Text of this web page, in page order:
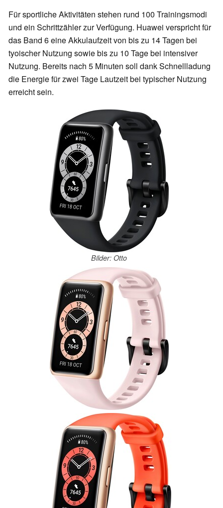
Für sportliche Aktivitäten stehen rund 100 Trainingsmodi
und ein Schrittzähler zur Verfügung. Huawei verspricht für
das Band 6 eine Akkulaufzeit von bis zu 14 Tagen bei
tyoischer Nutzung sowie bis zu 10 Tage bei intensiver
Nutzung. Bereits nach 5 Minuten soll dank Schnellladung
die Energie für zwei Tage Lautzeit bei typischer Nutzung
erreicht sein.
Bilder: Otto